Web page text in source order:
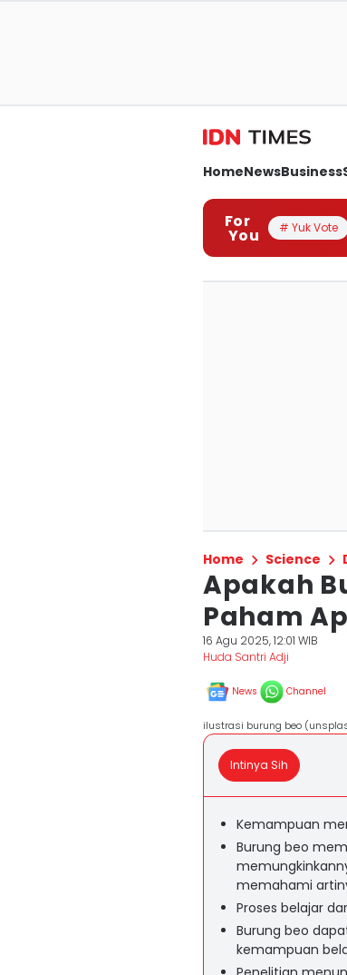
HomeNewsBusiness
For
You # Yuk Vote
Home Science
Apakah
Paham
16 Agu 2025, 12:01 WIB
Huda Santri Adji
News Channel
ilustrasi burung beo
Intinya Sih
Kemampuan
Burung beo
memahami
Proses belajar
Burung beo
kemampuan